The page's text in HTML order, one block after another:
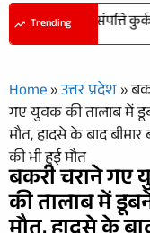
Trending
2.37 करोड़ की संपत्ति
Home»उत्तर प्रदेश»
गए युवक की तालाब में
मौत, हादसे के बाद बीमार
की भी हुई मौत
बकरी चराने गए
की तालाब में